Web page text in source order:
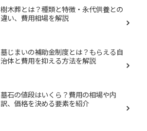
樹木葬とは？種類と特徴・永代供養との
違い、費用相場を解説
墓じまいの補助金制度とは？もらえる自
治体と費用を抑える方法を解説
墓石の値段はいくら？費用の相場や内
訳、価格を決める要素を紹介